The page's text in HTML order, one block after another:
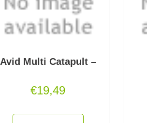
Avid Multi Catapult –
€19,49